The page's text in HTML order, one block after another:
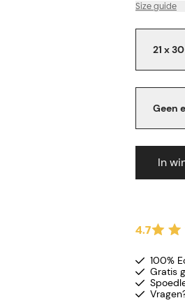
Size guide
21 x
Geen
In
4.7
100%
Gratis